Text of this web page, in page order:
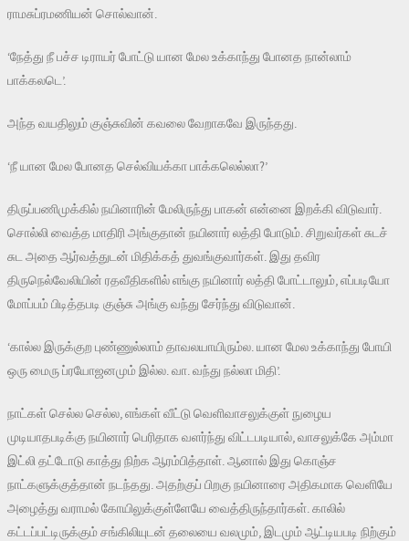
ராமசுப்ரமணியன் சொல்வான்.
‘நேத்து நீ பச்ச டிராயர் போட்டு யான மேல உக்காந்து போனத நான்லாம்
பாக்கலடெ’.
அந்த வயதிலும் குஞ்சுவின் கவலை வேறாகவே இருந்தது.
‘நீ யான மேல போனத செல்வியக்கா பாக்கலெல்லா?’
திருப்பணிமுக்கில் நயினாரின் மேலிருந்து பாகன் என்னை இறக்கி விடுவார்.
சொல்லி வைத்த மாதிரி அங்குதான் நயினார் லத்தி போடும். சிறுவர்கள் சுடச்
சுட அதை ஆர்வத்துடன் மிதிக்கத் துவங்குவார்கள். இது தவிர
திருநெல்வேலியின் ரதவீதிகளில் எங்கு நயினார் லத்தி போட்டாலும், எப்படியோ
மோப்பம் பிடித்தபடி குஞ்சு அங்கு வந்து சேர்ந்து விடுவான்.
‘கால்ல இருக்குற புண்ணுல்லாம் தாவலயாயிரும்ல. யான மேல உக்காந்து போயி
ஒரு மைரு ப்ரயோஜனமும் இல்ல. வா. வந்து நல்லா மிதி’.
நாட்கள் செல்ல செல்ல, எங்கள் வீட்டு வெளிவாசலுக்குள் நுழைய
முடியாதபடிக்கு நயினார் பெரிதாக வளர்ந்து விட்டபடியால், வாசலுக்கே அம்மா
இட்லி தட்டோடு காத்து நிற்க ஆரம்பித்தாள். ஆனால் இது கொஞ்ச
நாட்களுக்குத்தான் நடந்தது. அதற்குப் பிறகு நயினாரை அதிகமாக வெளியே
அழைத்து வராமல் கோயிலுக்குள்ளேயே வைத்திருந்தார்கள். காலில்
கட்டப்பட்டிருக்கும் சங்கிலியுடன் தலையை வலமும், இடமும் ஆட்டியபடி நிற்கும்